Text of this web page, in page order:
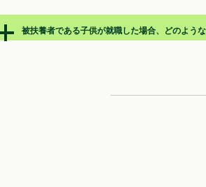
被扶養者である子供が就職した場合、どのよう